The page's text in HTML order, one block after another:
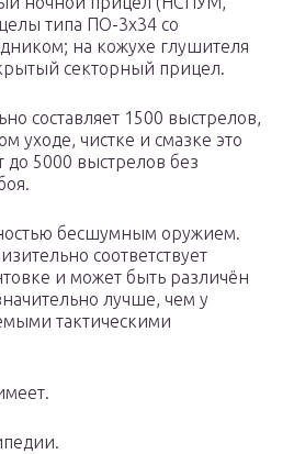
типа ПО-3х34 со
на кожухе глушителя
секторный прицел.
составляет 1500 выстрелов,
уходе, чистке и смазке это
5000 выстрелов без
бесшумным оружием.
соответствует
и может быть различён
лучше, чем у
тактическими